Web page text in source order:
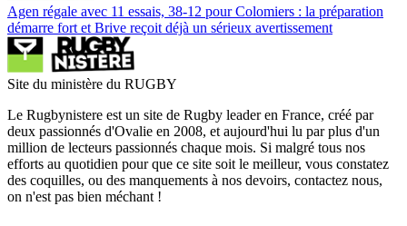
Agen régale avec 11 essais, 38-12 pour Colomiers : la préparation
démarre fort et Brive reçoit déjà un sérieux avertissement
Site du ministère du RUGBY
Le Rugbynistere est un site de Rugby leader en France, créé par
deux passionnés d'Ovalie en 2008, et aujourd'hui lu par plus d'un
million de lecteurs passionnés chaque mois. Si malgré tous nos
efforts au quotidien pour que ce site soit le meilleur, vous constatez
des coquilles, ou des manquements à nos devoirs, contactez nous,
on n'est pas bien méchant !